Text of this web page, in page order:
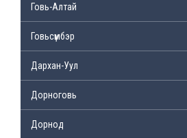
Говь-Алтай
Говьсүмбэр
Дархан-Уул
Дорноговь
Дорнод